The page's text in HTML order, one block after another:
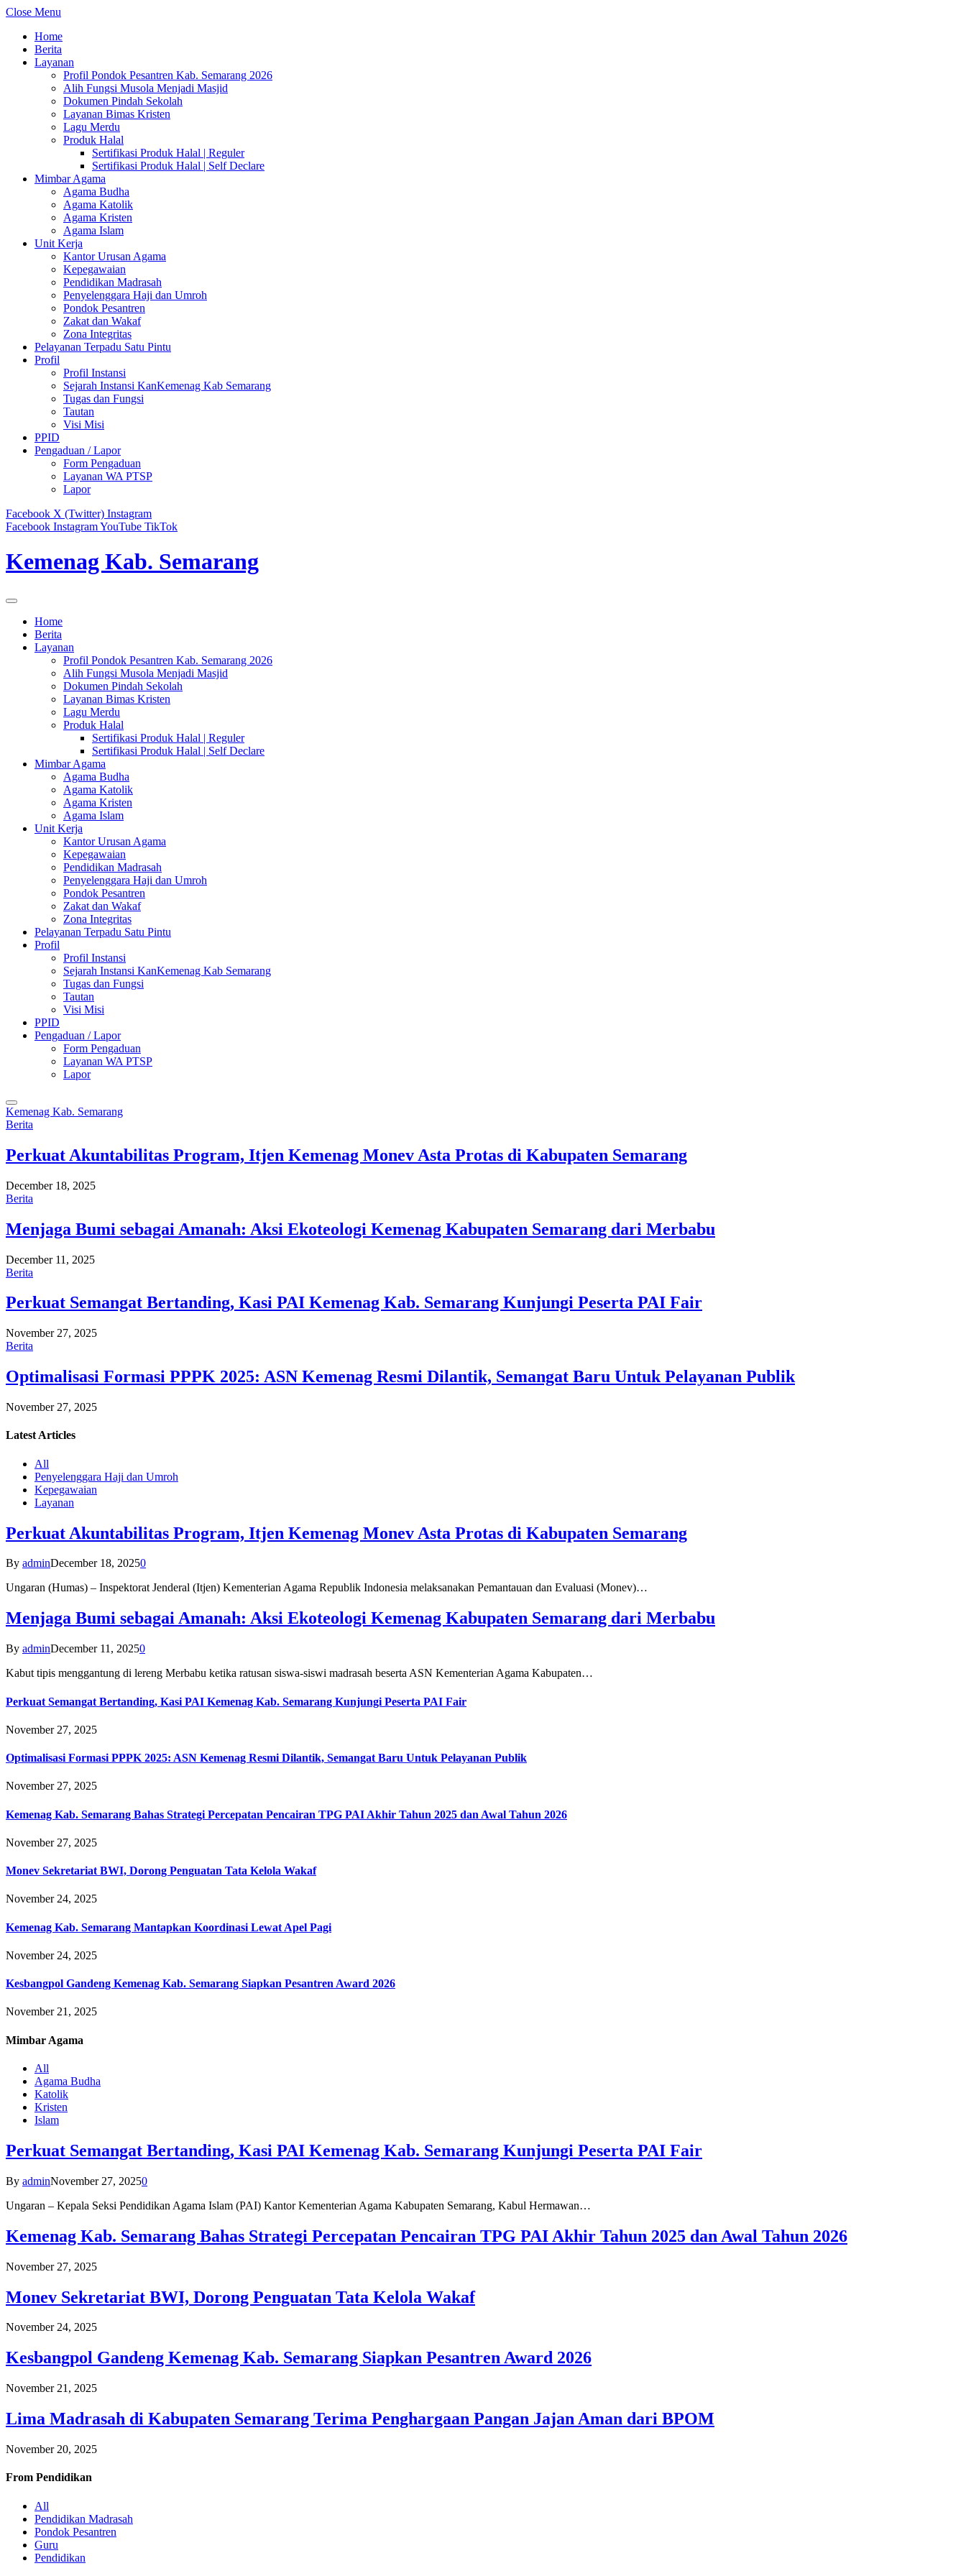
Close Menu
Home
Berita
Layanan
Profil Pondok Pesantren Kab. Semarang 2026
Alih Fungsi Musola Menjadi Masjid
Dokumen Pindah Sekolah
Layanan Bimas Kristen
Lagu Merdu
Produk Halal
Sertifikasi Produk Halal | Reguler
Sertifikasi Produk Halal | Self Declare
Mimbar Agama
Agama Budha
Agama Katolik
Agama Kristen
Agama Islam
Unit Kerja
Kantor Urusan Agama
Kepegawaian
Pendidikan Madrasah
Penyelenggara Haji dan Umroh
Pondok Pesantren
Zakat dan Wakaf
Zona Integritas
Pelayanan Terpadu Satu Pintu
Profil
Profil Instansi
Sejarah Instansi KanKemenag Kab Semarang
Tugas dan Fungsi
Tautan
Visi Misi
PPID
Pengaduan / Lapor
Form Pengaduan
Layanan WA PTSP
Lapor
Facebook X (Twitter) Instagram
Facebook InstagramYouTube TikTok
Kemenag Kab. Semarang
Home
Berita
Layanan
Profil Pondok Pesantren Kab. Semarang 2026
Alih Fungsi Musola Menjadi Masjid
Dokumen Pindah Sekolah
Layanan Bimas Kristen
Lagu Merdu
Produk Halal
Sertifikasi Produk Halal | Reguler
Sertifikasi Produk Halal | Self Declare
Mimbar Agama
Agama Budha
Agama Katolik
Agama Kristen
Agama Islam
Unit Kerja
Kantor Urusan Agama
Kepegawaian
Pendidikan Madrasah
Penyelenggara Haji dan Umroh
Pondok Pesantren
Zakat dan Wakaf
Zona Integritas
Pelayanan Terpadu Satu Pintu
Profil
Profil Instansi
Sejarah Instansi KanKemenag Kab Semarang
Tugas dan Fungsi
Tautan
Visi Misi
PPID
Pengaduan / Lapor
Form Pengaduan
Layanan WA PTSP
Lapor
Kemenag Kab. Semarang
Berita
Perkuat Akuntabilitas Program, Itjen Kemenag Monev Asta Protas di Kabupaten Semarang
December 18, 2025
Berita
Menjaga Bumi sebagai Amanah: Aksi Ekoteologi Kemenag Kabupaten Semarang dari Merbabu
December 11, 2025
Berita
Perkuat Semangat Bertanding, Kasi PAI Kemenag Kab. Semarang Kunjungi Peserta PAI Fair
November 27, 2025
Berita
Optimalisasi Formasi PPPK 2025: ASN Kemenag Resmi Dilantik, Semangat Baru Untuk Pelayanan Publik
November 27, 2025
Latest Articles
All
Penyelenggara Haji dan Umroh
Kepegawaian
Layanan
Perkuat Akuntabilitas Program, Itjen Kemenag Monev Asta Protas di Kabupaten Semarang
By adminDecember 18, 20250
Ungaran (Humas) – Inspektorat Jenderal (Itjen) Kementerian Agama Republik Indonesia melaksanakan Pemantauan dan Evaluasi (Monev)…
Menjaga Bumi sebagai Amanah: Aksi Ekoteologi Kemenag Kabupaten Semarang dari Merbabu
By adminDecember 11, 20250
Kabut tipis menggantung di lereng Merbabu ketika ratusan siswa-siswi madrasah beserta ASN Kementerian Agama Kabupaten…
Perkuat Semangat Bertanding, Kasi PAI Kemenag Kab. Semarang Kunjungi Peserta PAI Fair
November 27, 2025
Optimalisasi Formasi PPPK 2025: ASN Kemenag Resmi Dilantik, Semangat Baru Untuk Pelayanan Publik
November 27, 2025
Kemenag Kab. Semarang Bahas Strategi Percepatan Pencairan TPG PAI Akhir Tahun 2025 dan Awal Tahun 2026
November 27, 2025
Monev Sekretariat BWI, Dorong Penguatan Tata Kelola Wakaf
November 24, 2025
Kemenag Kab. Semarang Mantapkan Koordinasi Lewat Apel Pagi
November 24, 2025
Kesbangpol Gandeng Kemenag Kab. Semarang Siapkan Pesantren Award 2026
November 21, 2025
Mimbar Agama
All
Agama Budha
Katolik
Kristen
Islam
Perkuat Semangat Bertanding, Kasi PAI Kemenag Kab. Semarang Kunjungi Peserta PAI Fair
By adminNovember 27, 20250
Ungaran – Kepala Seksi Pendidikan Agama Islam (PAI) Kantor Kementerian Agama Kabupaten Semarang, Kabul Hermawan…
Kemenag Kab. Semarang Bahas Strategi Percepatan Pencairan TPG PAI Akhir Tahun 2025 dan Awal Tahun 2026
November 27, 2025
Monev Sekretariat BWI, Dorong Penguatan Tata Kelola Wakaf
November 24, 2025
Kesbangpol Gandeng Kemenag Kab. Semarang Siapkan Pesantren Award 2026
November 21, 2025
Lima Madrasah di Kabupaten Semarang Terima Penghargaan Pangan Jajan Aman dari BPOM
November 20, 2025
From Pendidikan
All
Pendidikan Madrasah
Pondok Pesantren
Guru
Pendidikan